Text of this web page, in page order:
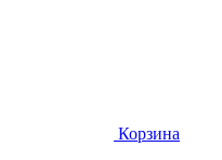
Корзина